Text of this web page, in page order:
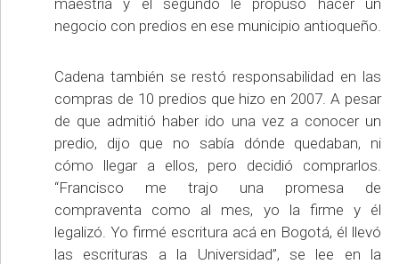
negocio con predios en ese municipio antioqueño.
Cadena también se restó responsabilidad en las
compras de 10 predios que hizo en 2007. A pesar
de que admitió haber ido una vez a conocer un
predio, dijo que no sabía dónde quedaban, ni
cómo llegar a ellos, pero decidió comprarlos.
“Francisco me trajo una promesa de
compraventa como al mes, yo la firme y él
legalizó. Yo firmé escritura acá en Bogotá, él llevó
las escrituras a la Universidad”, se lee en la